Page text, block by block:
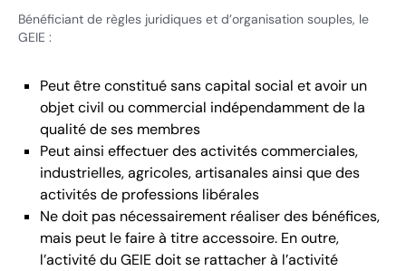
Bénéficiant de règles juridiques et d’organisation souples, le
GEIE :
Peut être constitué sans capital social et avoir un
objet civil ou commercial indépendamment de la
qualité de ses membres
Peut ainsi effectuer des activités commerciales,
industrielles, agricoles, artisanales ainsi que des
activités de professions libérales
Ne doit pas nécessairement réaliser des bénéfices,
mais peut le faire à titre accessoire. En outre,
l’activité du GEIE doit se rattacher à l’activité